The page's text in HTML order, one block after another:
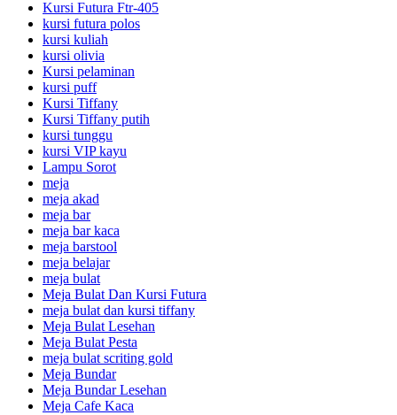
Kursi Futura Ftr-405
kursi futura polos
kursi kuliah
kursi olivia
Kursi pelaminan
kursi puff
Kursi Tiffany
Kursi Tiffany putih
kursi tunggu
kursi VIP kayu
Lampu Sorot
meja
meja akad
meja bar
meja bar kaca
meja barstool
meja belajar
meja bulat
Meja Bulat Dan Kursi Futura
meja bulat dan kursi tiffany
Meja Bulat Lesehan
Meja Bulat Pesta
meja bulat scriting gold
Meja Bundar
Meja Bundar Lesehan
Meja Cafe Kaca